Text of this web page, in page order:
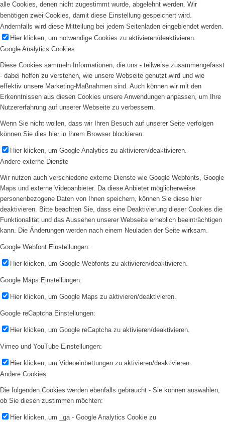
alle Cookies, denen nicht zugestimmt wurde, abgelehnt werden. Wir
benötigen zwei Cookies, damit diese Einstellung gespeichert wird.
Andernfalls wird diese Mitteilung bei jedem Seitenladen eingeblendet werden.
Hier klicken, um notwendige Cookies zu aktivieren/deaktivieren.
Google Analytics Cookies
Diese Cookies sammeln Informationen, die uns - teilweise zusammengefasst
- dabei helfen zu verstehen, wie unsere Webseite genutzt wird und wie
effektiv unsere Marketing-Maßnahmen sind. Auch können wir mit den
Erkenntnissen aus diesen Cookies unsere Anwendungen anpassen, um Ihre
Nutzererfahrung auf unserer Webseite zu verbessern.
Wenn Sie nicht wollen, dass wir Ihren Besuch auf unserer Seite verfolgen
können Sie dies hier in Ihrem Browser blockieren:
Hier klicken, um Google Analytics zu aktivieren/deaktivieren.
Andere externe Dienste
Wir nutzen auch verschiedene externe Dienste wie Google Webfonts, Google
Maps und externe Videoanbieter. Da diese Anbieter möglicherweise
personenbezogene Daten von Ihnen speichern, können Sie diese hier
deaktivieren. Bitte beachten Sie, dass eine Deaktivierung dieser Cookies die
Funktionalität und das Aussehen unserer Webseite erheblich beeinträchtigen
kann. Die Änderungen werden nach einem Neuladen der Seite wirksam.
Google Webfont Einstellungen:
Hier klicken, um Google Webfonts zu aktivieren/deaktivieren.
Google Maps Einstellungen:
Hier klicken, um Google Maps zu aktivieren/deaktivieren.
Google reCaptcha Einstellungen:
Hier klicken, um Google reCaptcha zu aktivieren/deaktivieren.
Vimeo und YouTube Einstellungen:
Hier klicken, um Videoeinbettungen zu aktivieren/deaktivieren.
Andere Cookies
Die folgenden Cookies werden ebenfalls gebraucht - Sie können auswählen,
ob Sie diesen zustimmen möchten:
Hier klicken, um _ga - Google Analytics Cookie zu